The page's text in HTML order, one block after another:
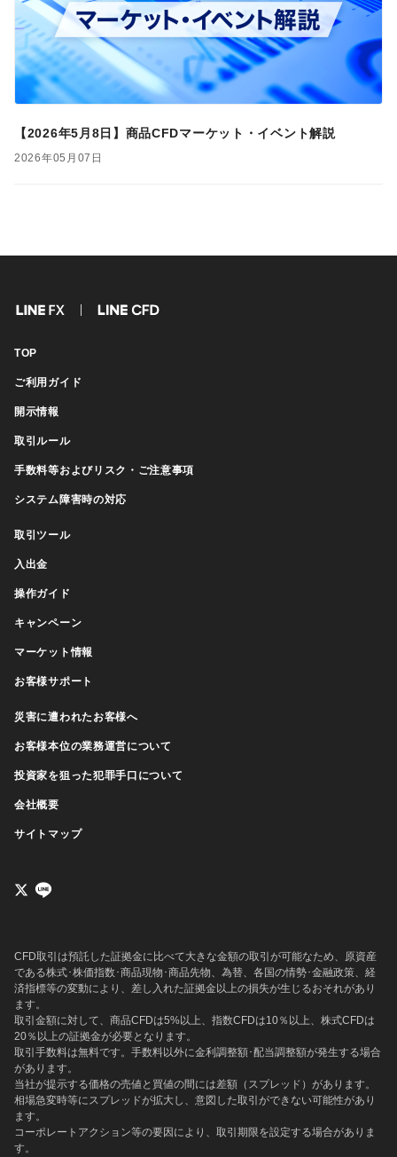
【2026年5月8日】商品CFDマーケット・イベント解説
2026年05月07日
TOP
ご利用ガイド
開示情報
取引ルール
手数料等およびリスク・ご注意事項
システム障害時の対応
取引ツール
入出金
操作ガイド
キャンペーン
マーケット情報
お客様サポート
災害に遭われたお客様へ
お客様本位の業務運営について
投資家を狙った犯罪手口について
会社概要
サイトマップ
CFD取引は預託した証拠金に比べて大きな金額の取引が可能なため、原資産
である株式･株価指数･商品現物･商品先物、為替、各国の情勢･金融政策、経
済指標等の変動により、差し入れた証拠金以上の損失が生じるおそれがあり
ます。
取引金額に対して、商品CFDは5%以上、指数CFDは10％以上、株式CFDは
20％以上の証拠金が必要となります。
取引手数料は無料です。手数料以外に金利調整額･配当調整額が発生する場合
があります。
当社が提示する価格の売値と買値の間には差額（スプレッド）があります。
相場急変時等にスプレッドが拡大し、意図した取引ができない可能性があり
ます。
コーポレートアクション等の要因により、取引期限を設定する場合がありま
す。